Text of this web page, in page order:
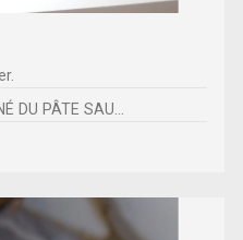
DU PÂTE SAU...